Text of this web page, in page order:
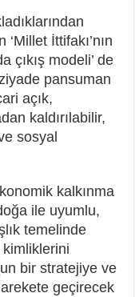
İttifakı’nın
çıkış modeli’ de
pansuman
açık,
kaldırılabilir,
sosyal
kalkınma
ile uyumlu,
temelinde
bir stratejiye ve
geçirecek